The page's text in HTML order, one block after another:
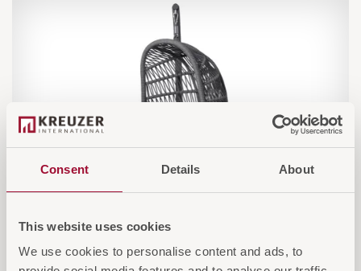
Consent Details About
This website uses cookies
We use cookies to personalise content and ads, to